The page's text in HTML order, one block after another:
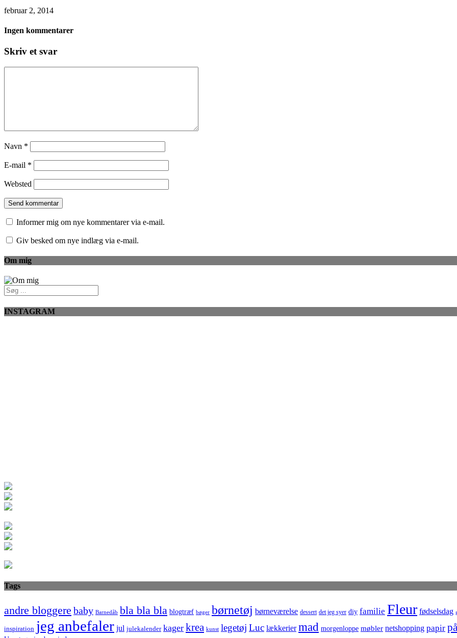
februar 2, 2014
Ingen kommentarer
Skriv et svar
Navn *
E-mail *
Websted
Informer mig om nye kommentarer via e-mail.
Giv besked om nye indlæg via e-mail.
Om mig
INSTAGRAM
Tags
andre bloggere baby Barnedåb bla bla bla blogtræf bøger børnetøj børneværelse dessert det jeg syer diy familie Fleur fødselsdag
inspiration jeg anbefaler jul julekalender kager krea kunst legetøj Luc lækkerier mad morgenloppe møbler netshopping papir